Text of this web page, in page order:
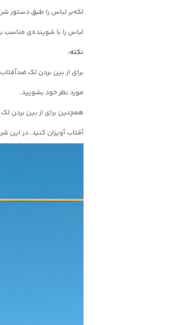
لکه‌بر لباس را طبق دستور
لباس را با شوینده‌ی مناسب
نکته:
مورد نظر خود بشویید.
همچنین برای از بین بردن
آفتاب آویزان کنید. در این